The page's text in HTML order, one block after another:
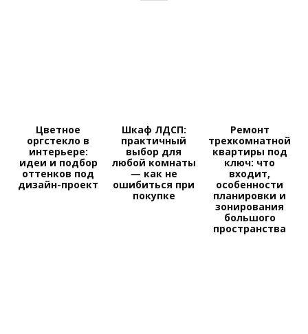
Цветное
оргстекло в
интерьере:
идеи и подбор
оттенков под
дизайн-проект
Шкаф ЛДСП:
практичный
выбор для
любой комнаты
— как не
ошибиться при
покупке
Ремонт
трехкомнатной
квартиры под
ключ: что
входит,
особенности
планировки и
зонирования
большого
пространства